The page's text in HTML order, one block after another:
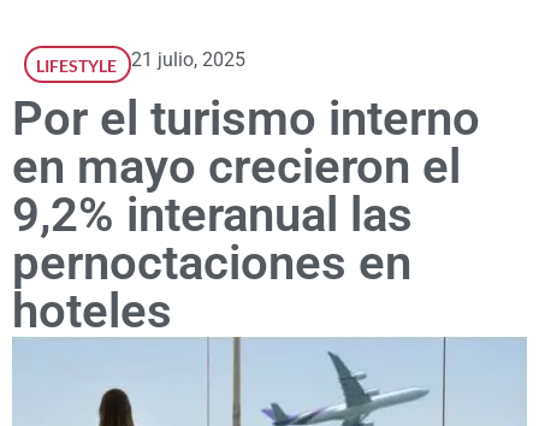
LIFESTYLE 21 julio, 2025
Por el turismo interno
en mayo crecieron el
9,2% interanual las
pernoctaciones en
hoteles